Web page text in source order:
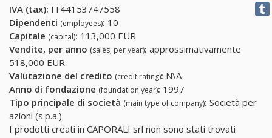
IVA (tax): IT44153747558
Dipendenti (employees): 10
Capitale (capital): 113,000 EUR
Vendite, per anno (sales, per year): approssimativamente
518,000 EUR
Valutazione del credito (credit rating): N\A
Anno di fondazione (foundation year): 1997
Tipo principale di società (main type of company): Società per
azioni (s.p.a.)
I prodotti creati in CAPORALI srl non sono stati trovati